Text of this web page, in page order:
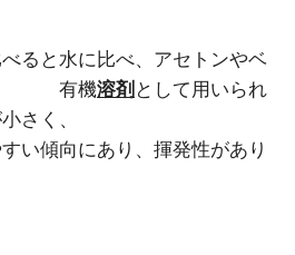
ると水に比べ、アセトンやベ
有機溶剤 として用いられ
張力が小さく、
傾向にあり、揮発性があり